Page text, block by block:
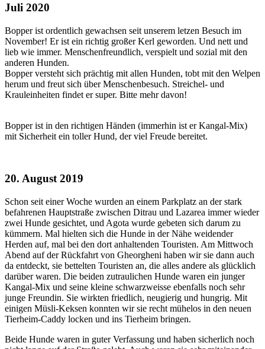
Juli 2020
Bopper ist ordentlich gewachsen seit unserem letzen Besuch im
November! Er ist ein richtig großer Kerl geworden. Und nett und
lieb wie immer. Menschenfreundlich, verspielt und sozial mit den
anderen Hunden.
Bopper versteht sich prächtig mit allen Hunden, tobt mit den Welpen
herum und freut sich über Menschenbesuch. Streichel- und
Krauleinheiten findet er super. Bitte mehr davon!
Bopper ist in den richtigen Händen (immerhin ist er Kangal-Mix)
mit Sicherheit ein toller Hund, der viel Freude bereitet.
20. August 2019
Schon seit einer Woche wurden an einem Parkplatz an der stark
befahrenen Hauptstraße zwischen Ditrau und Lazarea immer wieder
zwei Hunde gesichtet, und Agota wurde gebeten sich darum zu
kümmern. Mal hielten sich die Hunde in der Nähe weidender
Herden auf, mal bei den dort anhaltenden Touristen. Am Mittwoch
Abend auf der Rückfahrt von Gheorgheni haben wir sie dann auch
da entdeckt, sie bettelten Touristen an, die alles andere als glücklich
darüber waren. Die beiden zutraulichen Hunde waren ein junger
Kangal-Mix und seine kleine schwarzweisse ebenfalls noch sehr
junge Freundin. Sie wirkten friedlich, neugierig und hungrig. Mit
einigen Müsli-Keksen konnten wir sie recht mühelos in den neuen
Tierheim-Caddy locken und ins Tierheim bringen.
Beide Hunde waren in guter Verfassung und haben sicherlich noch